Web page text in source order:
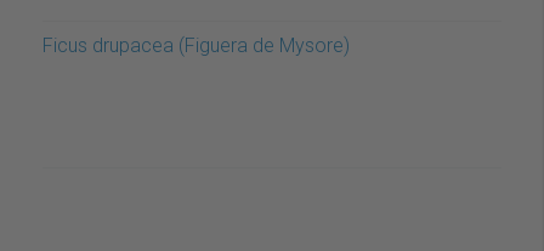
Ficus drupacea (Figuera de Mysore)